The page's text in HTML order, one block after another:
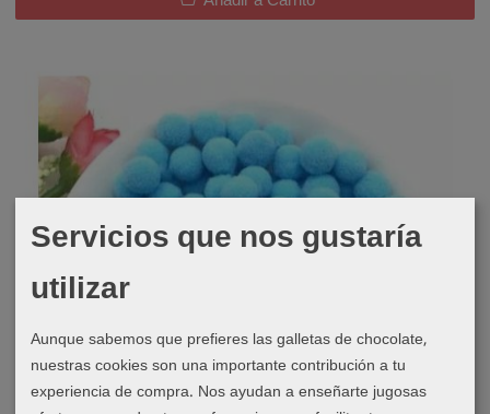
Servicios que nos gustaría
utilizar
Aunque sabemos que prefieres las galletas de chocolate,
nuestras cookies son una importante contribución a tu
experiencia de compra. Nos ayudan a enseñarte jugosas